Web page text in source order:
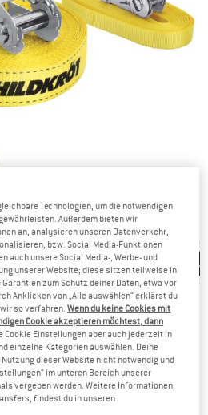
Deutschland. Informationen zu den
Technologien, um die notwendigen
Außerdem bieten wir
an, analysieren unseren Datenverkehr,
bzw. Social Media-Funktionen
auch unsere Social Media-, Werbe- und
unserer Website; diese sitzen teilweise in
zum Schutz deiner Daten, etwa vor
Anklicken von „Alle auswählen“ erklärst du
so verfahren.Wenn du keine Cookies mit
Cookie akzeptieren möchtest, dann
Cookie Einstellungen aber auch jederzeit in
einzelne Kategorien auswählen. Deine
dieser Website nicht notwendig und
im unteren Bereich unserer
vergeben werden. Weitere Informationen,
findest du in unseren